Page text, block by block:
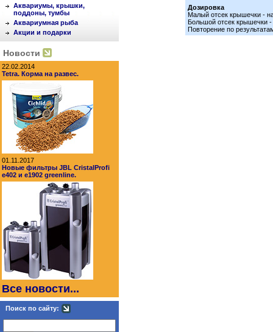
Аквариумы, крышки,
поддоны, тумбы
Аквариумная рыба
Акции и подарки
Новости
22.02.2014
Tetra. Корма на развес.
01.11.2017
Новые фильтры JBL CristalProfi
e402 и e1902 greenline.
Все новости...
Поиск по сайту:
Дозировка
Малый отсек крышечки -
Большой отсек крышечки
Повторение по